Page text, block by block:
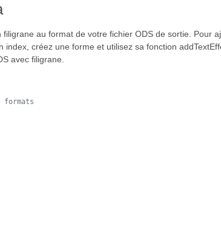
au format de votre fichier ODS de sortie. Pour
créez une forme et utilisez sa fonction
avec filigrane.
formats